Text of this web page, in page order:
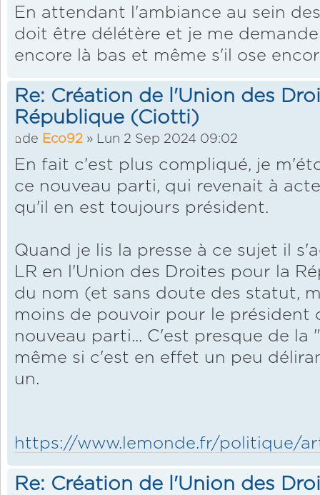
En attendant l'ambiance au sein
doit être délétère et je me
encore là bas et même s'il ose
Re: Création de l'Union des
République (Ciotti)
de Eco92 » Lun 2 Sep 2024 09:02
En fait c'est plus compliqué, je
ce nouveau parti, qui revenait à
qu'il en est toujours président.
Quand je lis la presse à ce sujet il
LR en l'Union des Droites pour la
du nom (et sans doute des statut,
moins de pouvoir pour le président
nouveau parti... C'est presque de la
même si c'est en effet un peu
un.
https://www.lemonde.fr/politique/
Re: Création de l'Union des